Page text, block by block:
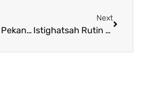
Penutupan Pekan Bahasa FTIK: PBA Juara Umum
Next
Istighatsah Rutin Peskam, Khojir Ingatkan Tiga Hal.